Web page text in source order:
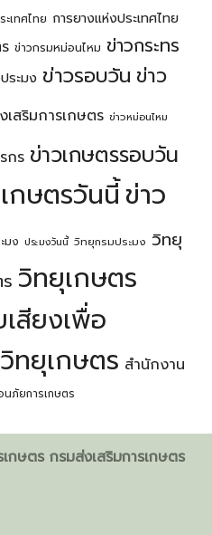
ะเทศไทย การยางแห่งประเทศไทย
ข่าวกรมหม่อนไหม ข่าวกระทร
ระมง ข่าวรอบวัน ข่าว
เสริมการเกษตร ข่าวหม่อนไหม
กร ข่าวเกษตรรอบวัน
กษตรวันนี้ ข่าว
มง ประมงวันนี้ วิทยุกรมประมง วิทยุ
วิทยุเกษตร
สียงเพื่อ
ทยุเกษตร สำนักงาน
นภัยการเกษตร
กษตร กรมส่งเสริมการเกษตร